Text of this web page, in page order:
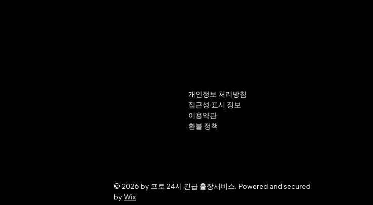
개인정보 처리방침
접근성 표시 정보
이용약관
환불 정책
© 2026 by 프로 24시 긴급 출장서비스. Powered and secured
by Wix